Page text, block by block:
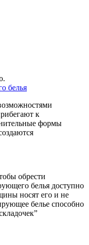
белья
к
формы
обрести
белья доступно
носят его и не
белье способно